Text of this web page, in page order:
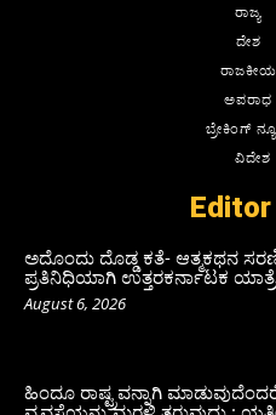
ರಾಜ್ಯ
ದೇಶ
ರಾಜಕೀಯ
ಅಪರಾಧ
ಬ್ರೇಕಿಂಗ್
ವಿದೇಶ
ಅದೊಂದು ದೊಡ್ಡ ಕತೆ- ಆತ್ಮಕಥನ
ಪ್ರತಿನಿಧಿಯಾಗಿ ಉತ್ತರಕರ್ನಾಟಕ ಯಾತ್ರೆ
August 6, 2026
ಹಿಂದೂ ರಾಷ್ಟ್ರವನ್ನಾಗಿ